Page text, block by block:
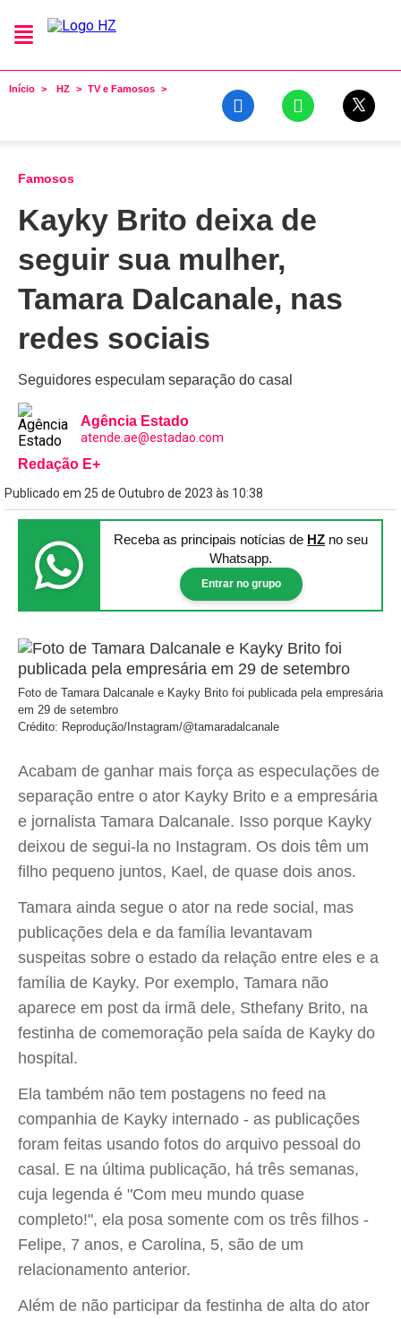
Início HZ TV e Famosos
Famosos
Kayky Brito deixa de
seguir sua mulher,
Tamara Dalcanale, nas
redes sociais
Seguidores especulam separação do casal
Agência Estado
atende.ae@estadao.com
Redação E+
Publicado em 25 de Outubro de 2023 às 10:38
Receba as principais notícias de HZ no seu
Whatsapp.
Entrar no grupo
Foto de Tamara Dalcanale e Kayky Brito foi publicada pela empresária
em 29 de setembro
Crédito: Reprodução/Instagram/@tamaradalcanale
Acabam de ganhar mais força as especulações de
separação entre o ator Kayky Brito e a empresária
e jornalista Tamara Dalcanale. Isso porque Kayky
deixou de segui-la no Instagram. Os dois têm um
filho pequeno juntos, Kael, de quase dois anos.
Tamara ainda segue o ator na rede social, mas
publicações dela e da família levantavam
suspeitas sobre o estado da relação entre eles e a
família de Kayky. Por exemplo, Tamara não
aparece em post da irmã dele, Sthefany Brito, na
festinha de comemoração pela saída de Kayky do
hospital.
Ela também não tem postagens no feed na
companhia de Kayky internado - as publicações
foram feitas usando fotos do arquivo pessoal do
casal. E na última publicação, há três semanas,
cuja legenda é "Com meu mundo quase
completo!", ela posa somente com os três filhos -
Felipe, 7 anos, e Carolina, 5, são de um
relacionamento anterior.
Além de não participar da festinha de alta do ator